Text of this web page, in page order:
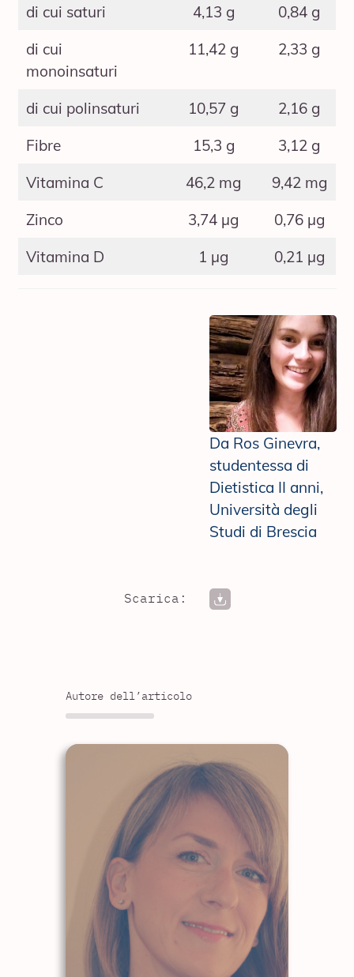
di cui saturi
4,13 g
0,84 g
di cui
monoinsaturi
11,42 g 2,33 g
di cui polinsaturi 10,57 g
2,16 g
Fibre
15,3 g
3,12 g
Vitamina C
46,2 mg
9,42 mg
Zinco
3,74 μg
0,76 μg
Vitamina D
1 μg 0,21 μg
Da Ros Ginevra,
studentessa di
Dietistica II anni,
Università degli
Studi di Brescia
Scarica:
Autore dell’articolo